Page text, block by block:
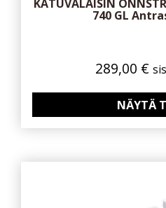
KATUVALAISIN
740 GL
289,00 €
NÄYTÄ